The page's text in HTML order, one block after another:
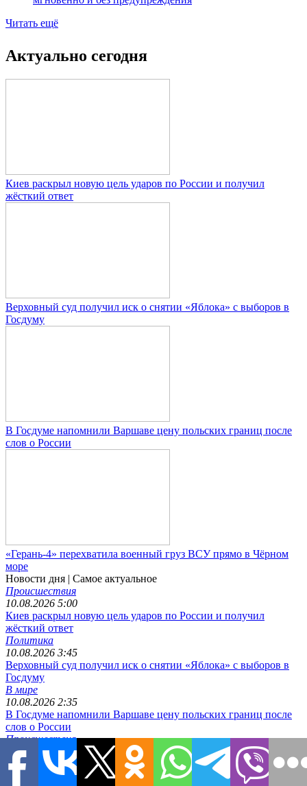
Читать ещё
Актуально сегодня
Киев раскрыл новую цель ударов по России и получил
жёсткий ответ
Верховный суд получил иск о снятии «Яблока» с выборов в
Госдуму
В Госдуме напомнили Варшаве цену польских границ после
слов о России
«Герань-4» перехватила военный груз ВСУ прямо в Чёрном
море
Новости дня | Самое актуальное
Происшествия
10.08.2026 5:00
Киев раскрыл новую цель ударов по России и получил
жёсткий ответ
Политика
10.08.2026 3:45
Верховный суд получил иск о снятии «Яблока» с выборов в
Госдуму
В мире
10.08.2026 2:35
В Госдуме напомнили Варшаве цену польских границ после
слов о России
Происшествия
10.08.2026 1:10
«Герань-4» перехватила военный груз ВСУ прямо в Чёрном